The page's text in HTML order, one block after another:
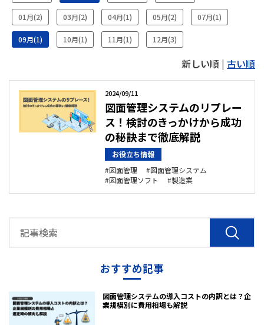
2024
年09
月
01月(2) 03月(2) 04月(1) 05月(2) 07月(1)
09月(1) 10月(1) 11月(1) 12月(3)
新しい順 | 古い順
2024/09/11
図面管理システムのリプレー
ス！検討のきっかけから成功
の秘訣まで徹底解説
お役立ち情報
図面管理
図面管理システム
図面管理ソフト
製造業
おすすめ記事
図面管理システムの導入コストの内訳とは？企
業規模別に費用相場も解説